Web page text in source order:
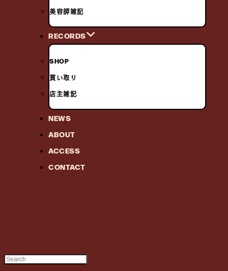
美容師雑記
RECORDS
SHOP
買い取り
店主雑記
NEWS
ABOUT
ACCESS
CONTACT